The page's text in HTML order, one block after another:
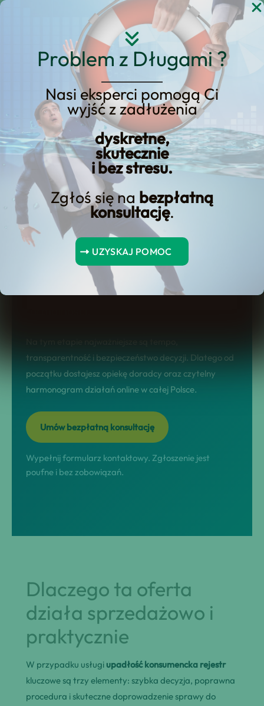
Problem z Długami ?
Nasi eksperci pomogą Ci
wyjść z zadłużenia
dyskretne,
skutecznie
i bez stresu.
Zgłoś się na bezpłatną
konsultację.
UZYSKAJ POMOC
Przejdź
KREDYT123.PL – OFERTA SPRZEDAŻOWA
upadłość konsumencka
rejestr
upadłość konsumencka rejestr to
usługa, którą prowadzimy w modelu
nastawionym na wynik: diagnoza
sytuacji, dobór rozwiązania,
przeprowadzenie procesu i domknięcie
transparentność i bezpieczeństwo decyzji. Dlatego od
początku dostajesz opiekę doradcy oraz czytelny
harmonogram działań online w całej Polsce.
Umów bezpłatną konsultację
Wypełnij formularz kontaktowy. Zgłoszenie jest
poufne i bez zobowiązań.
Dlaczego ta oferta
działa sprzedażowo i
praktycznie
W przypadku usługi upadłość konsumencka rejestr
kluczowe są trzy elementy: szybka decyzja, poprawna
procedura i skuteczne doprowadzenie sprawy do